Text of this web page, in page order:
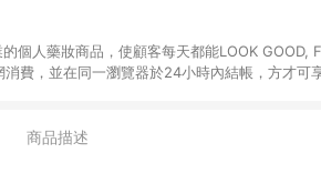
個人藥妝商品，使顧客每天都能LOOK GOOD,
費，並在同一瀏覽器於24小時內結帳，方才可
單記錄，相關問題請於保留時間內聯絡客服中心
商品描述